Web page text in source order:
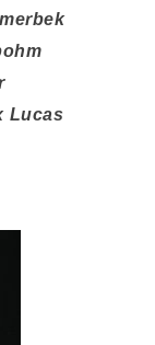
Lucas